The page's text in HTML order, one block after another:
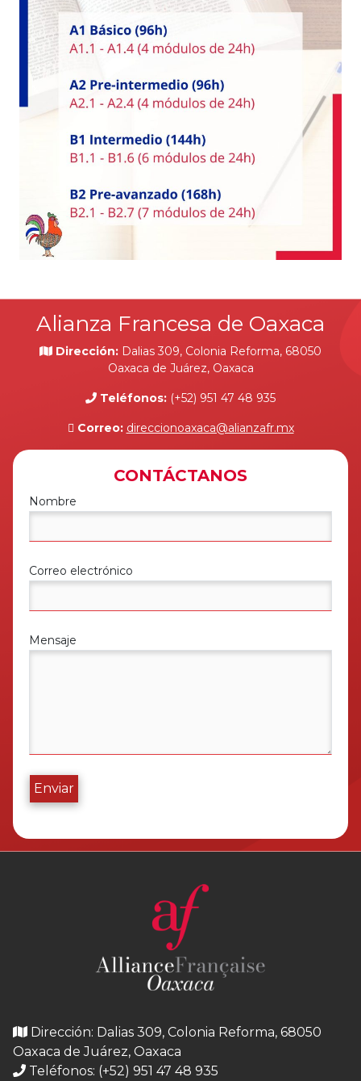
Alianza Francesa de Oaxaca
Dirección: Dalias 309, Colonia Reforma, 68050
Oaxaca de Juárez, Oaxaca
Teléfonos: (+52) 951 47 48 935
Correo: direccionoaxaca@alianzafr.mx
CONTÁCTANOS
Nombre
Correo electrónico
Mensaje
Enviar
Dirección: Dalias 309, Colonia Reforma, 68050
Oaxaca de Juárez, Oaxaca
Teléfonos: (+52) 951 47 48 935